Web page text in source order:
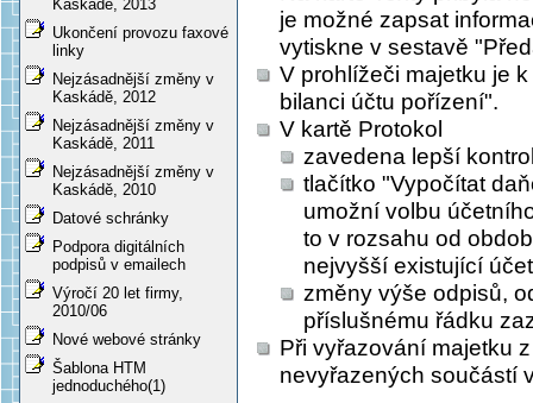
Kaskádě, 2013
Ukončení provozu faxové
linky
Nejzásadnější změny v
Kaskádě, 2012
Nejzásadnější změny v
Kaskádě, 2011
Nejzásadnější změny v
Kaskádě, 2010
Datové schránky
Podpora digitálních
podpisů v emailech
Výročí 20 let firmy,
2010/06
Nové webové stránky
Šablona HTM
jednoduchého(1)
je možné zapsat
vytiskne v sestavě
V prohlížeči majetku je
bilanci účtu pořízení".
V kartě Protokol
zavedena lepší
tlačítko "Vypočítat
umožní volbu
to v rozsahu od
nejvyšší existující
změny výše odpisů,
příslušnému řádku
Při vyřazování majetku
nevyřazených součástí